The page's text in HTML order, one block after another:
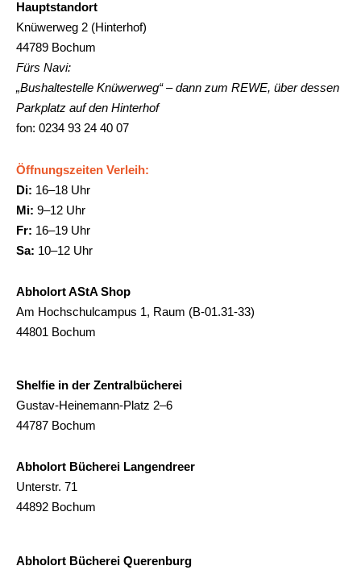
Hauptstandort
Knüwerweg 2 (Hinterhof)
44789 Bochum
Fürs Navi:
„Bushaltestelle Knüwerweg“ – dann zum REWE, über dessen
Parkplatz auf den Hinterhof
fon: 0234 93 24 40 07
Öffnungszeiten Verleih:
Di: 16–18 Uhr
Mi: 9–12 Uhr
Fr: 16–19 Uhr
Sa: 10–12 Uhr
Abholort AStA Shop
Am Hochschulcampus 1, Raum (B-01.31-33)
44801 Bochum
Shelfie in der Zentralbücherei
Gustav-Heinemann-Platz 2–6
44787 Bochum
Abholort Bücherei Langendreer
Unterstr. 71
44892 Bochum
Abholort Bücherei Querenburg